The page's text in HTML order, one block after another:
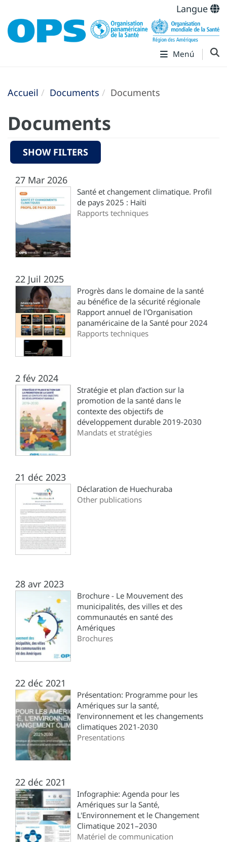
Langue
Menú
Accueil Documents Documents
Documents
SHOW FILTERS
27 Mar 2026
Santé et changement climatique. Profil
de pays 2025 : Haïti
Rapports techniques
22 Juil 2025
Progrès dans le domaine de la santé
au bénéfice de la sécurité régionale
Rapport annuel de l'Organisation
panaméricaine de la Santé pour 2024
Rapports techniques
2 fév 2024
Stratégie et plan d’action sur la
promotion de la santé dans le
contexte des objectifs de
développement durable 2019-2030
Mandats et stratégies
21 déc 2023
Déclaration de Huechuraba
Other publications
28 avr 2023
Brochure - Le Mouvement des
municipalités, des villes et des
communautés en santé des
Amériques
Brochures
22 déc 2021
Présentation: Programme pour les
Amériques sur la santé,
l’environnement et les changements
climatiques 2021-2030
Presentations
22 déc 2021
Infographie: Agenda pour les
Amériques sur la Santé,
L'Environnement et le Changement
Climatique 2021–2030
Matériel de communication